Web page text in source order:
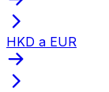
HKD a EUR